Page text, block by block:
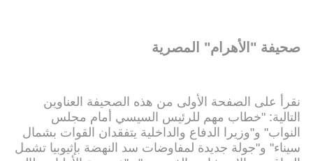
صحيفة "الأهرام" المصرية
نقرأ على الصفحة الأولى من هذه الصحيفة العناوين
التالية: "خطاب مهم للرئيس السيسي أمام مجلس
النواب" و"وزيرا الدفاع والداخلية يتفقدان القوات بشمال
سيناء" و"جولة جديدة لمفاوضات سد النهضة بإثيوبيا تشمل